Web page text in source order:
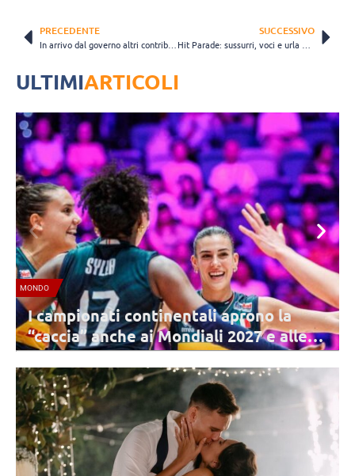
PRECEDENTE
In arrivo dal governo altri contributi a fondo perduto
SUCCESSIVO
Hit Parade: sussurri, voci e urla dal volley mercato
ULTIMIARTICOLI
e
NAZIONALE FEMMINILE
L’Italia si prepara al quadrangolare di
Koszalin (in Polonia): ecco le
di Velasco
nazionali di Francia, Ucraina e Polonia: sono 14 le azzurre
protagoniste della trasferta.